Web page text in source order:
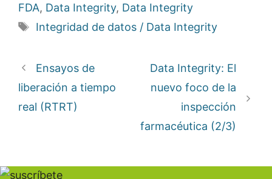
t
e
r
o
k
I
n
p
FDA, Data Integrity, Data Integrity
Etiquetas
Integridad de datos / Data Integrity
Ensayos de
liberación a tiempo
real (RTRT)
Data Integrity: El
nuevo foco de la
inspección
farmacéutica (2/3)